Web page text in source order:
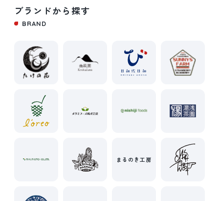
ブランドから探す
BRAND
まるのき工房